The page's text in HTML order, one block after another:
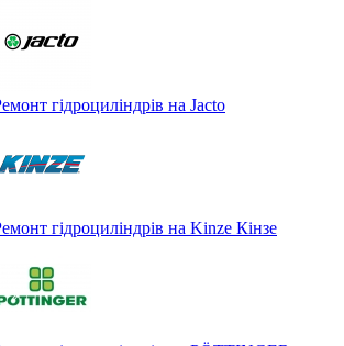
гідроциліндрів на Jacto
гідроциліндрів на Kinze Кінзе